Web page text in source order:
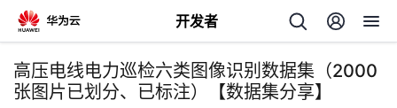
开发者
返
回
高压电线电力巡检六类图像识别数据集（2000
张图片已划分、已标注）【数据集分享】